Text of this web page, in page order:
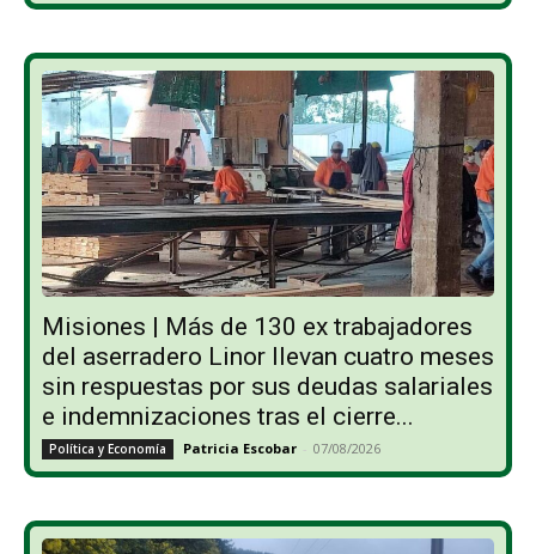
Misiones | Más de 130 ex trabajadores
del aserradero Linor llevan cuatro meses
sin respuestas por sus deudas salariales
e indemnizaciones tras el cierre...
Política y Economía Patricia Escobar - 07/08/2026